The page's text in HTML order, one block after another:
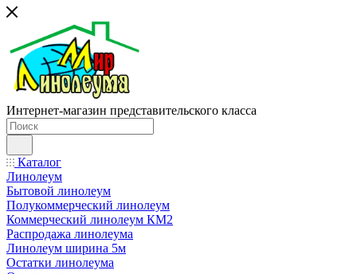
Интернет-магазин представительского класса
Каталог
Линолеум
Бытовой линолеум
Полукоммерческий линолеум
Коммерческий линолеум КМ2
Распродажа линолеума
Линолеум ширина 5м
Остатки линолеума